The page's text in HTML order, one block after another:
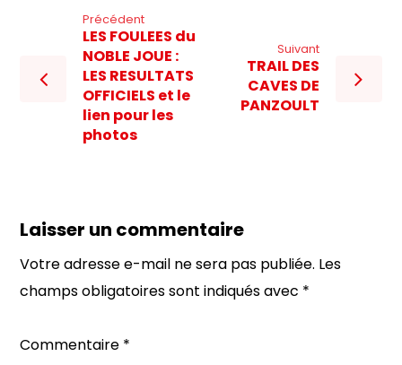
Précédent
LES FOULEES du
NOBLE JOUE :
LES RESULTATS
OFFICIELS et le
lien pour les
photos
Suivant
TRAIL DES
CAVES DE
PANZOULT
Laisser un commentaire
Votre adresse e-mail ne sera pas publiée. Les
champs obligatoires sont indiqués avec *
Commentaire *